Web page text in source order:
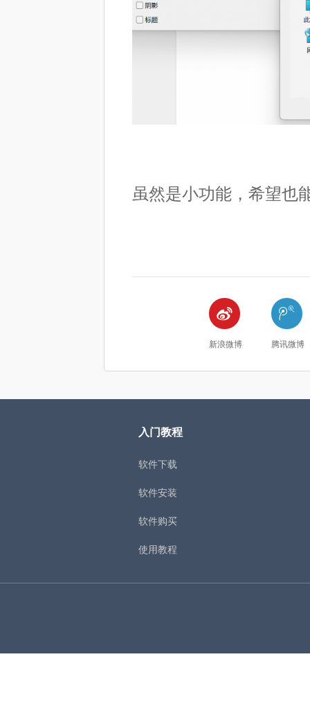
虽然是小功能，希望也

新浪微博

腾讯微博
入门教程
软件下载
软件安装
软件购买
使用教程